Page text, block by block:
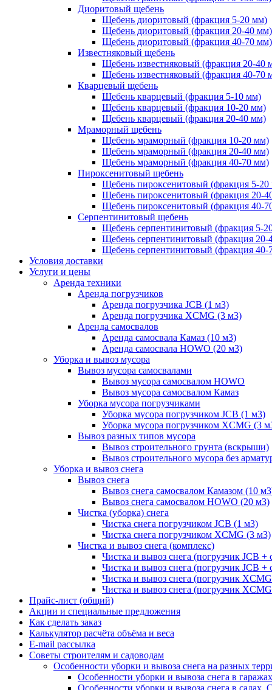
Диоритовый щебень
Щебень диоритовый (фракция 5-20 мм)
Щебень диоритовый (фракция 20-40 мм)
Щебень диоритовый (фракция 40-70 мм)
Известняковый щебень
Щебень известняковый (фракция 20-40
Щебень известняковый (фракция 40-70
Кварцевый щебень
Щебень кварцевый (фракция 5-10 мм)
Щебень кварцевый (фракция 10-20 мм)
Щебень кварцевый (фракция 20-40 мм)
Мраморный щебень
Щебень мраморный (фракция 10-20 мм)
Щебень мраморный (фракция 20-40 мм)
Щебень мраморный (фракция 40-70 мм)
Пироксенитовый щебень
Щебень пироксенитовый (фракция 5-
Щебень пироксенитовый (фракция 20-
Щебень пироксенитовый (фракция 40-
Серпентинитовый щебень
Щебень серпентинитовый (фракция 5-
Щебень серпентинитовый (фракция 20-
Щебень серпентинитовый (фракция 40-
Условия доставки
Услуги и цены
Аренда техники
Аренда погрузчиков
Аренда погрузчика JCB (1 м3)
Аренда погрузчика XCMG (3 м3)
Аренда самосвалов
Аренда самосвала Камаз (10 м3)
Аренда самосвала HOWO (20 м3)
Уборка и вывоз мусора
Вывоз мусора самосвалами
Вывоз мусора самосвалом HOWO
Вывоз мусора самосвалом Камаз
Уборка мусора погрузчиками
Уборка мусора погрузчиком JCB (1 м3)
Уборка мусора погрузчиком XCMG (3
Вывоз разных типов мусора
Вывоз строительного грунта (вскрыши)
Вывоз строительного мусора без
Уборка и вывоз снега
Вывоз снега
Вывоз снега самосвалом Камазом (10
Вывоз снега самосвалом HOWO (20 м3)
Чистка (уборка) снега
Чистка снега погрузчиком JCB (1 м3)
Чистка снега погрузчиком XCMG (3 м3)
Чистка и вывоз снега (комплекс)
Чистка и вывоз снега (погрузчик JCB +
Чистка и вывоз снега (погрузчик JCB +
Чистка и вывоз снега (погрузчик
Чистка и вывоз снега (погрузчик
Прайс-лист (общий)
Акции и специальные предложения
Как сделать заказ
Калькулятор расчёта объёма и веса
E-mail рассылка
Советы строителям и садоводам
Особенности уборки и вывоза снега на разных
Особенности уборки и вывоза снега в
Особенности уборки и вывоза снега в садах,